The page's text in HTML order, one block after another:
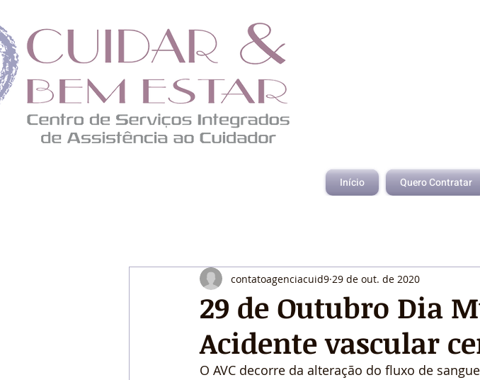
Início Quero Contratar
29 de Outubro Dia
Acidente vascular
contatoagenciacuid9 29 de out. de 2020
O AVC decorre da alteração do fluxo de